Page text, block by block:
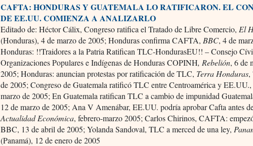
CAFTA: HONDURAS Y GUATEMALA LO RATIFICARON. EL
DE EE.UU. COMIENZA A ANALIZARLO
Editado de: Héctor Cálix, Congreso ratifica el Tratado de Libre Comercio, El
(Honduras), 4 de marzo de 2005; Honduras confirma CAFTA, BBC, 4 de
Honduras: !!Traidores a la Patria Ratifican TLC-HondurasEU!! – Consejo
Organizaciones Populares e Indígenas de Honduras COPINH, Rebelión, 6 de
2005; Honduras: anuncian protestas por ratificación de TLC, Terra Honduras,
de 2005; Congreso de Guatemala ratificó TLC entre Centroamérica y EE.UU.,
marzo de 2005; En Guatemala ratifican TLC a cambio de impunidad
12 de marzo de 2005; Ana V Amenábar, EE.UU. podría aprobar Cafta antes
Actualidad Económica, febrero-marzo 2005; Carlos Chirinos, CAFTA:
BBC, 13 de abril de 2005; Yolanda Sandoval, TLC a merced de una ley,
(Panamá), 12 de enero de 2005